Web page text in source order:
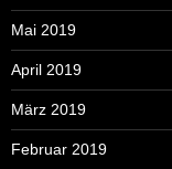
Mai 2019
April 2019
März 2019
Februar 2019